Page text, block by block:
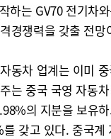
하는 GV70 전기차
경쟁력을 갖출 전망
동차 업계는 이미
는 중국 국영 자동
의 지분을 보유
갖고 있다. 중국계